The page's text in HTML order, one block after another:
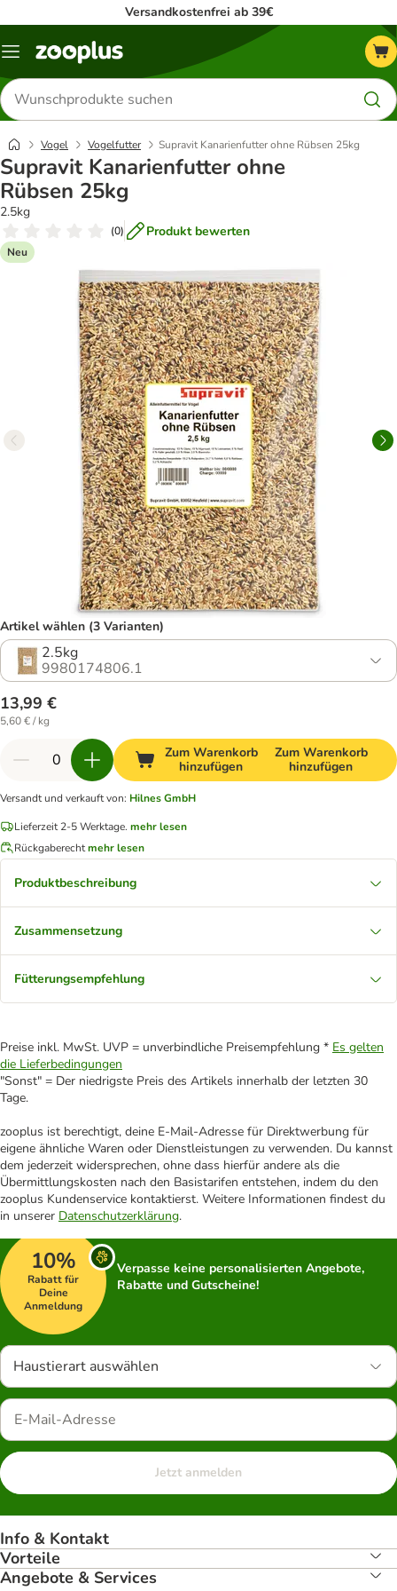
Versandkostenfrei ab 39€
Menü
Produkte
suchen
Vogel Vogelfutter Supravit Kanarienfutter ohne Rübsen 25kg
Supravit Kanarienfutter ohne
Rübsen 25kg
2.5kg
(0) Produkt bewerten
Neu
Artikel wählen (3 Varianten)
2.5kg
9980174806.1
13,99 €
5,60 € / kg
Zum Warenkorb
hinzufügen
Zum Warenkorb
hinzufügen
Versandt und verkauft von: Hilnes GmbH
Lieferzeit 2-5 Werktage. mehr lesen
Rückgaberechtmehr lesen
Produktbeschreibung
Zusammensetzung
Fütterungsempfehlung
Preise inkl. MwSt. UVP = unverbindliche Preisempfehlung * Es gelten
die Lieferbedingungen
"Sonst" = Der niedrigste Preis des Artikels innerhalb der letzten 30
Tage.
zooplus ist berechtigt, deine E-Mail-Adresse für Direktwerbung für
eigene ähnliche Waren oder Dienstleistungen zu verwenden. Du kannst
dem jederzeit widersprechen, ohne dass hierfür andere als die
Übermittlungskosten nach den Basistarifen entstehen, indem du den
zooplus Kundenservice kontaktierst. Weitere Informationen findest du
in unserer Datenschutzerklärung.
10%
Rabatt für
Deine
Anmeldung
Verpasse keine personalisierten Angebote,
Rabatte und Gutscheine!
Haustierart auswählen
Jetzt anmelden
Info & Kontakt
Vorteile
Angebote & Services